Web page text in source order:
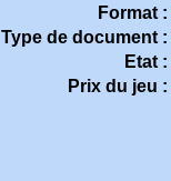
Format :
Type de document :
Etat :
Prix du jeu :